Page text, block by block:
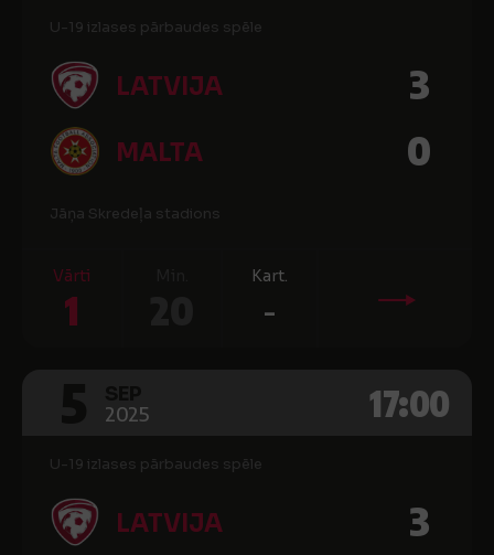
U-19 izlases pārbaudes spēle
LATVIJA 3
MALTA 0
Jāņa Skredeļa stadions
Vārti
1
Kart.
-
2025 17:00
U-19 izlases pārbaudes spēle
LATVIJA 3